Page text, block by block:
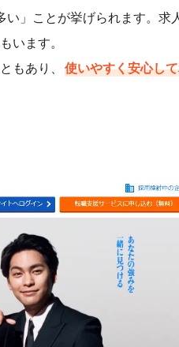
」ことが挙げられます。求
います。
もあり、 使いやすく安心し